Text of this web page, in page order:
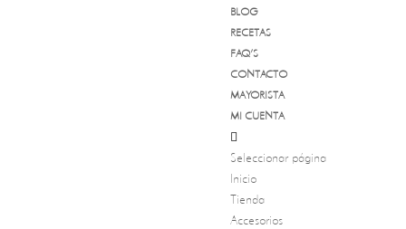
BLOG
RECETAS
FAQ’S
CONTACTO
MAYORISTA
MI CUENTA
Seleccionar página
Inicio
Tienda
Accesorios